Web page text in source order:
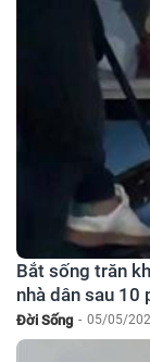
Bắt sống trăn
nhà dân sau 10
Đời Sống - 05/05/